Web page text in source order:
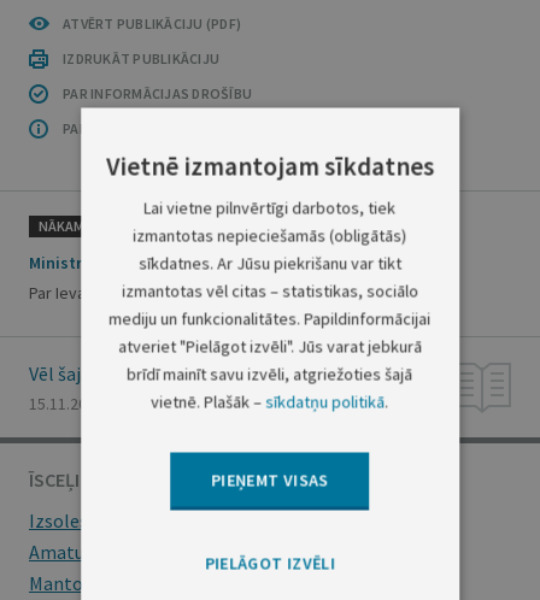
ATVĒRT PUBLIKĀCIJU (PDF)
IZDRUKĀT PUBLIKĀCIJU
PAR INFORMĀCIJAS DROŠĪBU
PAR ŠO GRUPU
NĀKAMAIS
Ministru prezidenta rīkojums Nr. 2023/1.2.1.-292
Par Ievas Zībergas komandējumu
Vēl šajā numurā
15.11.2023., Nr. 222
ĪSCEĻI
Izsoles
Amatu konkursi
Mantojumu ziņas
Vietnē izmantojam sīkdatnes
Lai vietne pilnvērtīgi darbotos, tiek
izmantotas nepieciešamās (obligātās)
sīkdatnes. Ar Jūsu piekrišanu var tikt
izmantotas vēl citas – statistikas, sociālo
mediju un funkcionalitātes. Papildinformācijai
atveriet "Pielāgot izvēli". Jūs varat jebkurā
brīdī mainīt savu izvēli, atgriežoties šajā
vietnē. Plašāk –sīkdatņu politikā.
PIEŅEMT VISAS
PIELĀGOT IZVĒLI